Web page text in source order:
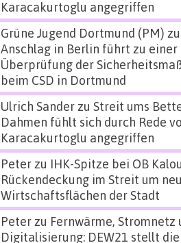
Karacakurtoglu angegriffen
Grüne Jugend Dortmund (PM) zu
Anschlag in Berlin führt zu einer
Überprüfung der
beim CSD in Dortmund
Ulrich Sanderzu Streit ums
Dahmen fühlt sich durch Rede
Karacakurtoglu angegriffen
Peterzu IHK-Spitze bei OB
Rückendeckung im Streit um
Wirtschaftsflächen der Stadt
Peterzu Fernwärme, Stromnetz
Digitalisierung: DEW21 stellt